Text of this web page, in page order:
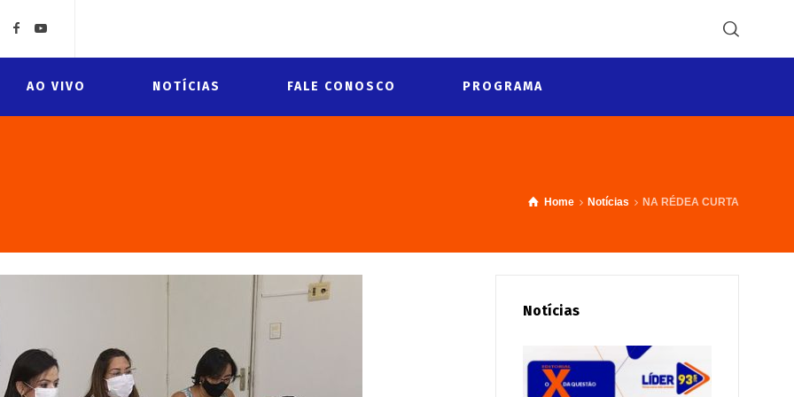
AO VIVO NOTÍCIAS FALE CONOSCO PROGRAMA
Home Notícias NA RÉDEA CURTA
Notícias